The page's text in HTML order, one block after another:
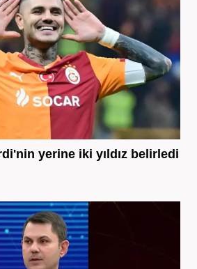
yerine iki yıldız belirledi